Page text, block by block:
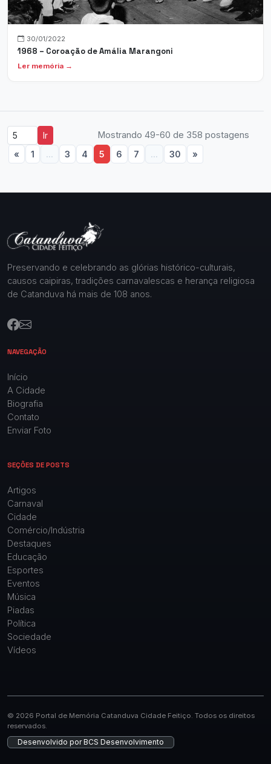
30/01/2022
1968 – Coroação de Amália Marangoni
Ler memória →
Ir Mostrando 49-60 de 358 postagens
« 1 ... 3 4 5 6 7 ... 30 »
Preservando e celebrando as glórias histórico-culturais,
causos caipiras, tradições carnavalescas e herança religiosa
de Catanduva há mais de 108 anos.
NAVEGAÇÃO
Início
A Cidade
Biografia
Contato
Enviar Foto
SEÇÕES DE POSTS
Artigos
Carnaval
Cidade
Comércio/Indústria
Destaques
Educação
Esportes
Eventos
Música
Piadas
Política
Sociedade
Vídeos
© 2026 Portal de Memória Catanduva Cidade Feitiço. Todos os direitos
reservados.
Desenvolvido porBCS Desenvolvimento